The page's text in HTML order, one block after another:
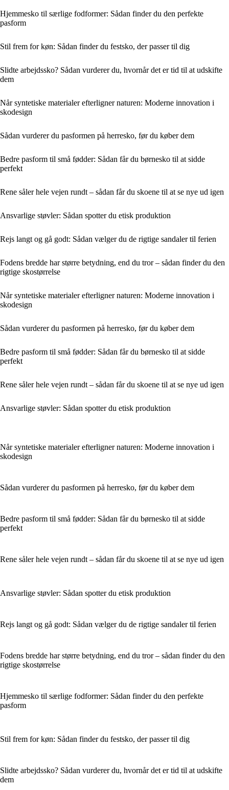
Hjemmesko til særlige fodformer: Sådan finder du den perfekte
pasform
Stil frem for køn: Sådan finder du festsko, der passer til dig
Slidte arbejdssko? Sådan vurderer du, hvornår det er tid til at udskifte
dem
Når syntetiske materialer efterligner naturen: Moderne innovation i
skodesign
Sådan vurderer du pasformen på herresko, før du køber dem
Bedre pasform til små fødder: Sådan får du børnesko til at sidde
perfekt
Rene såler hele vejen rundt – sådan får du skoene til at se nye ud igen
Ansvarlige støvler: Sådan spotter du etisk produktion
Rejs langt og gå godt: Sådan vælger du de rigtige sandaler til ferien
Fodens bredde har større betydning, end du tror – sådan finder du den
rigtige skostørrelse
Når syntetiske materialer efterligner naturen: Moderne innovation i
skodesign
Sådan vurderer du pasformen på herresko, før du køber dem
Bedre pasform til små fødder: Sådan får du børnesko til at sidde
perfekt
Rene såler hele vejen rundt – sådan får du skoene til at se nye ud igen
Ansvarlige støvler: Sådan spotter du etisk produktion
Når syntetiske materialer efterligner naturen: Moderne innovation i
skodesign
Sådan vurderer du pasformen på herresko, før du køber dem
Bedre pasform til små fødder: Sådan får du børnesko til at sidde
perfekt
Rene såler hele vejen rundt – sådan får du skoene til at se nye ud igen
Ansvarlige støvler: Sådan spotter du etisk produktion
Rejs langt og gå godt: Sådan vælger du de rigtige sandaler til ferien
Fodens bredde har større betydning, end du tror – sådan finder du den
rigtige skostørrelse
Hjemmesko til særlige fodformer: Sådan finder du den perfekte
pasform
Stil frem for køn: Sådan finder du festsko, der passer til dig
Slidte arbejdssko? Sådan vurderer du, hvornår det er tid til at udskifte
dem